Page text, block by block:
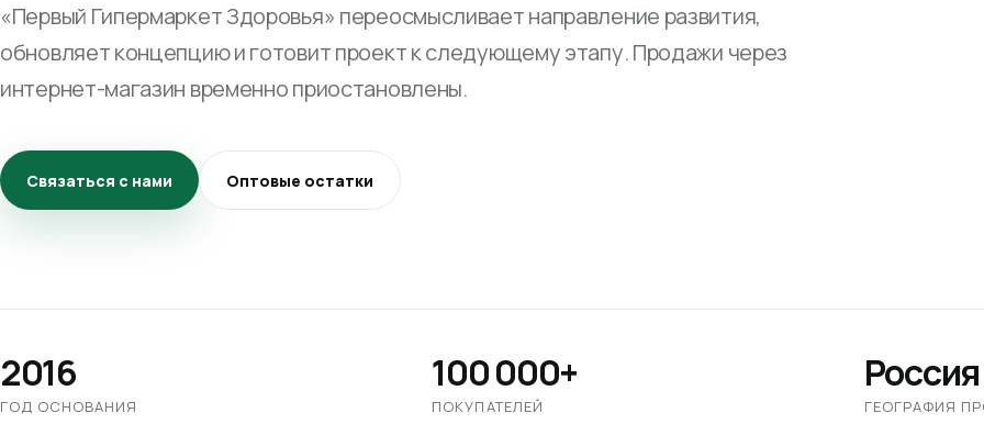
«Первый Гипермаркет Здоровья» переосмысливает направление развития,
обновляет концепцию и готовит проект к следующему этапу. Продажи через
интернет-магазин временно приостановлены.
Связаться с нами Оптовые остатки
2016
ГОД ОСНОВАНИЯ
100 000+
ПОКУПАТЕЛЕЙ
Россия
ГЕОГРАФИЯ